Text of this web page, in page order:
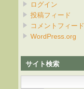
ログイン
投稿フィード
コメントフィード
WordPress.org
サイト検索